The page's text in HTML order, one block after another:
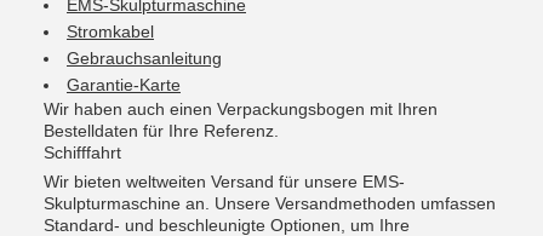
EMS-Skulpturmaschine
Stromkabel
Gebrauchsanleitung
Garantie-Karte
Wir haben auch einen Verpackungsbogen mit Ihren
Bestelldaten für Ihre Referenz.
Schifffahrt
Wir bieten weltweiten Versand für unsere EMS-
Skulpturmaschine an. Unsere Versandmethoden umfassen
Standard- und beschleunigte Optionen, um Ihre